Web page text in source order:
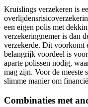
Kruislings verzekeren is
een eigen polis met
verzekeringnemer is dan
verzekerde. Dit voorkomt
belangrijk voordeel is
aparte polissen nodig,
mag zijn. Voor de meeste
slimme manier om
Combinaties met